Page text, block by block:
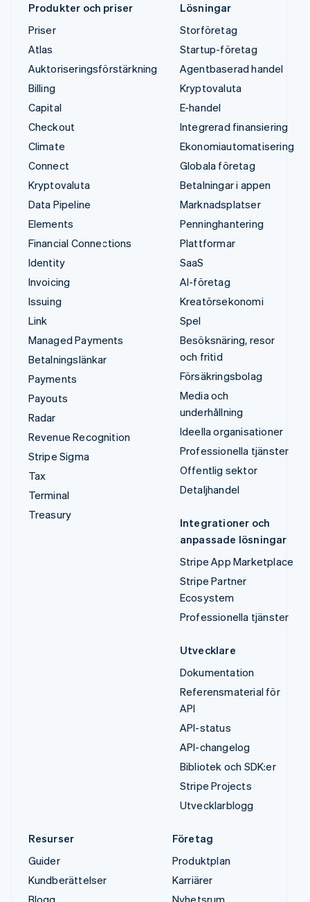
Produkter och priser
Priser
Atlas
Auktoriseringsförstärkning
Billing
Capital
Checkout
Climate
Connect
Kryptovaluta
Data Pipeline
Elements
Financial Connections
Identity
Invoicing
Issuing
Link
Managed Payments
Betalningslänkar
Payments
Payouts
Radar
Revenue Recognition
Stripe Sigma
Tax
Terminal
Treasury
Lösningar
Storföretag
Startup-företag
Agentbaserad handel
Kryptovaluta
E-handel
Integrerad finansiering
Ekonomiautomatisering
Globala företag
Betalningar i appen
Marknadsplatser
Penninghantering
Plattformar
SaaS
AI-företag
Kreatörsekonomi
Spel
Besöksnäring, resor
och fritid
Försäkringsbolag
Media och
underhållning
Ideella organisationer
Professionella tjänster
Offentlig sektor
Detaljhandel
Integrationer och
anpassade lösningar
Stripe App Marketplace
Stripe Partner
Ecosystem
Professionella tjänster
Utvecklare
Dokumentation
Referensmaterial för
API
API-status
API-changelog
Bibliotek och SDK:er
Stripe Projects
Utvecklarblogg
Resurser
Guider
Kundberättelser
Företag
Produktplan
Karriärer